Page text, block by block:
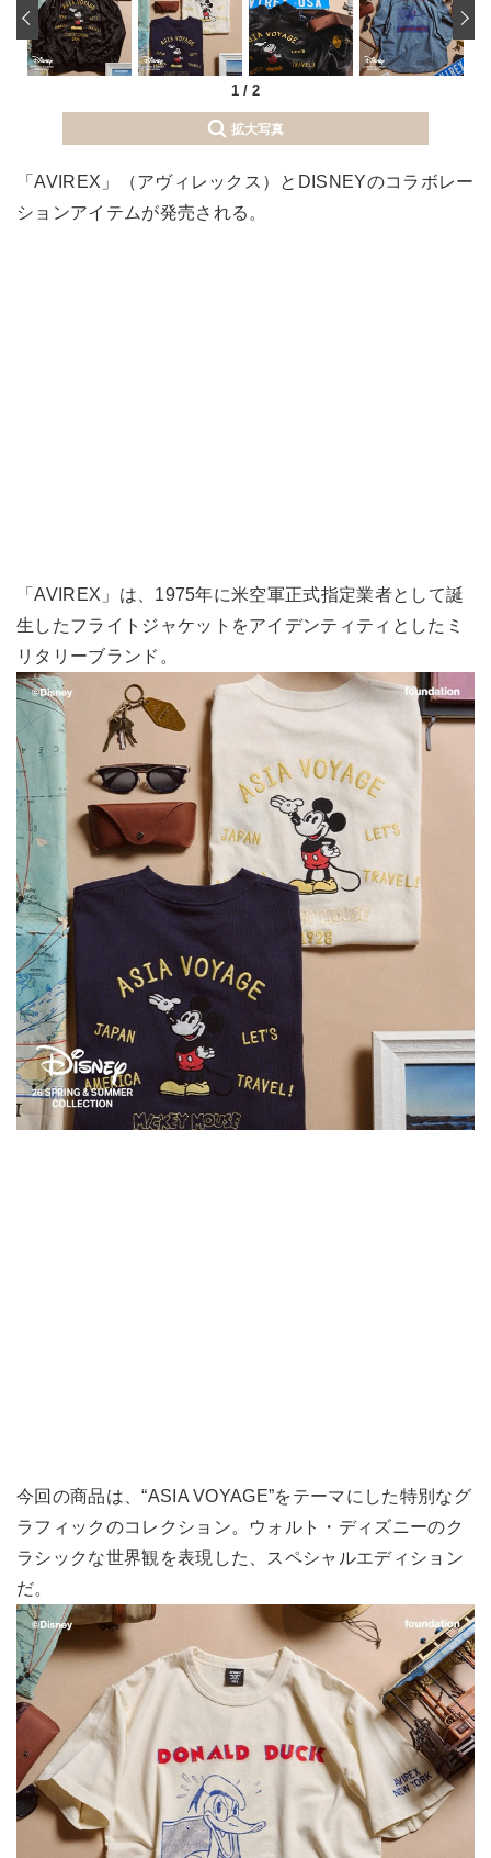
1 / 2
‹
拡大写真
「AVIREX」（アヴィレックス）とDISNEYのコラボレー
ションアイテムが発売される。
「AVIREX」は、1975年に米空軍正式指定業者として誕
生したフライトジャケットをアイデンティティとしたミ
リタリーブランド。
今回の商品は、“ASIA VOYAGE”をテーマにした特別なグ
ラフィックのコレクション。ウォルト・ディズニーのク
ラシックな世界観を表現した、スペシャルエディション
だ。